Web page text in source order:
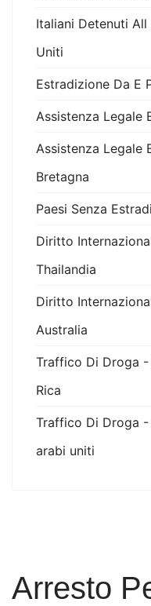
Italiani Detenuti
Uniti
Estradizione Da E
Assistenza Legale
Assistenza Legale
Bretagna
Paesi Senza
Diritto
Thailandia
Diritto
Australia
Traffico Di Droga
Rica
Traffico Di Droga
arabi uniti
Arresto